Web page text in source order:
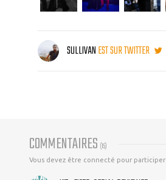
SULLIVANEST SUR TWITTER
COMMENTAIRES (15)
Vous devez être connecté pour participer